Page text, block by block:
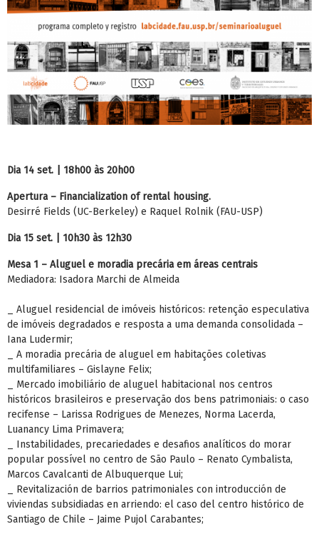
Dia 14 set. | 18h00 às 20h00
Apertura – Financialization of rental housing.
Desirré Fields (UC-Berkeley) e Raquel Rolnik (FAU-USP)
Dia 15 set. | 10h30 às 12h30
Mesa 1 – Aluguel e moradia precária em áreas centrais
Mediadora: Isadora Marchi de Almeida
_ Aluguel residencial de imóveis históricos: retenção especulativa
de imóveis degradados e resposta a uma demanda consolidada –
Iana Ludermir;
_ A moradia precária de aluguel em habitações coletivas
multifamiliares – Gislayne Felix;
_ Mercado imobiliário de aluguel habitacional nos centros
históricos brasileiros e preservação dos bens patrimoniais: o caso
recifense – Larissa Rodrigues de Menezes, Norma Lacerda,
Luanancy Lima Primavera;
_ Instabilidades, precariedades e desafios analíticos do morar
popular possível no centro de São Paulo – Renato Cymbalista,
Marcos Cavalcanti de Albuquerque Lui;
_ Revitalización de barrios patrimoniales con introducción de
viviendas subsidiadas en arriendo: el caso del centro histórico de
Santiago de Chile – Jaime Pujol Carabantes;